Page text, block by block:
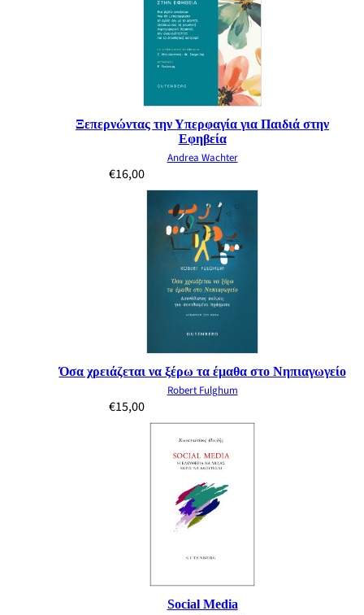
Ξεπερνώντας την Υπερφαγία για Παιδιά στην
Εφηβεία
Andrea Wachter
€16,00
Όσα χρειάζεται να ξέρω τα έμαθα στο Νηπιαγωγείο
Robert Fulghum
€15,00
Social Media